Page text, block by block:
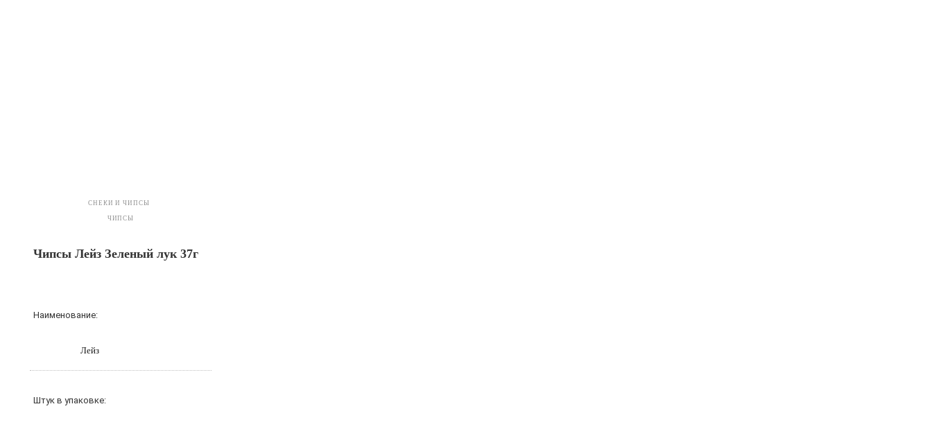
СНЕКИ И ЧИПСЫ
ЧИПСЫ
Чипсы Лейз Зеленый лук 37г
Наименование:
Лейз
Штук в упаковке: